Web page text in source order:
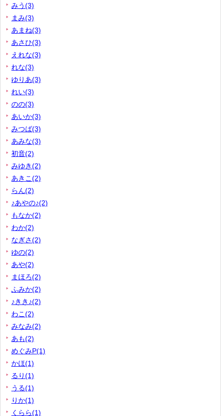
みう(3)
まみ(3)
あまね(3)
あさひ(3)
えれな(3)
れな(3)
ゆりあ(3)
れい(3)
のの(3)
あいか(3)
みつば(3)
あみな(3)
初音(2)
みゆき(2)
あきこ(2)
らん(2)
♪あやの♪(2)
もなか(2)
わか(2)
なぎさ(2)
ゆの(2)
あや(2)
まほろ(2)
ふみか(2)
♪きき♪(2)
わこ(2)
みなみ(2)
あも(2)
めぐみP(1)
かほ(1)
るり(1)
うる(1)
りか(1)
くらら(1)